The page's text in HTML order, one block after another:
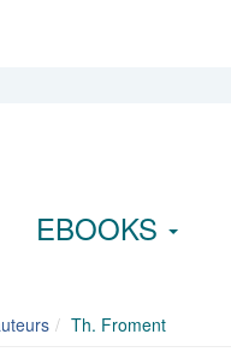
EBOOKS
Th. Froment